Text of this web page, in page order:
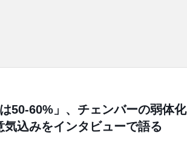
50-60%」、チェンバーの弱体化
込みをインタビューで語る